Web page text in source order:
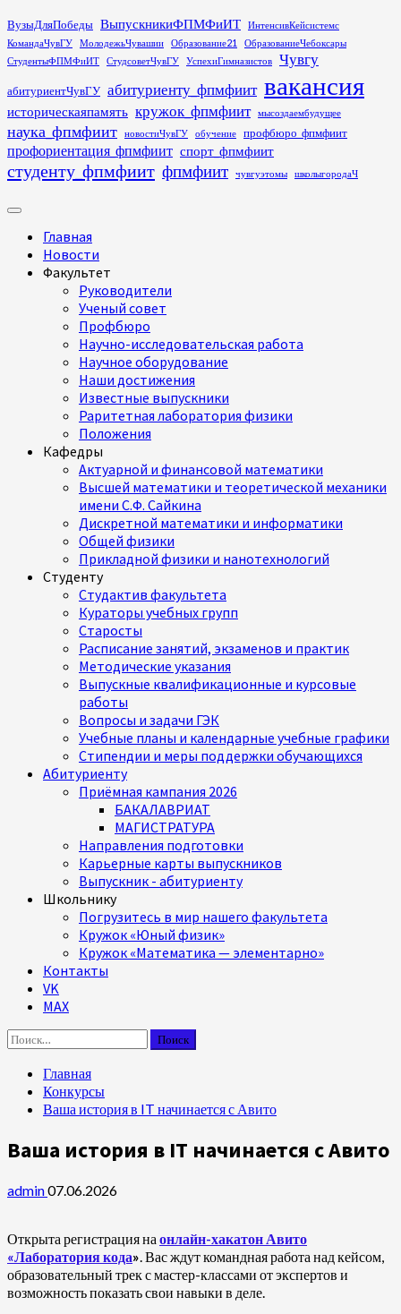
Перейти
к
содержимому
ВузыДляПобеды ВыпускникиФПМФиИТ
ИнтенсивКейсистемс
КомандаЧувГУ
МолодежьЧувашии Образование21
ОбразованиеЧебоксары
СтудентыФПМФиИТ
СтудсоветЧувГУ УспехиГимназистов Чувгу
абитуриентЧувГУ абитуриенту_фпмфиит вакансия
историческаяпамять кружок_фпмфиит мысоздаембудущее
наука_фпмфиит новостиЧувГУ обучение профбюро_фпмфиит
профориентация_фпмфиит спорт_фпмфиит
студенту_фпмфиит фпмфиит чувгуэтомы школыгородаЧ
Основное
Главная
Новости
Факультет
Руководители
Ученый совет
Профбюро
Научно-исследовательская работа
Научное оборудование
Наши достижения
Известные выпускники
Раритетная лаборатория физики
Положения
Кафедры
Актуарной и финансовой математики
Высшей математики и теоретической механики
имени С.Ф. Сайкина
Дискретной математики и информатики
Общей физики
Прикладной физики и нанотехнологий
Студенту
Студактив факультета
Кураторы учебных групп
Старосты
Расписание занятий, экзаменов и практик
Методические указания
Выпускные квалификационные и курсовые
работы
Вопросы и задачи ГЭК
Учебные планы и календарные учебные графики
Стипендии и меры поддержки обучающихся
Абитуриенту
Приёмная кампания 2026
БАКАЛАВРИАТ
МАГИСТРАТУРА
Направления подготовки
Карьерные карты выпускников
Выпускник - абитуриенту
Школьнику
Погрузитесь в мир нашего факультета
Кружок «Юный физик»
Кружок «Математика — элементарно»
Контакты
VK
MAX
Найти:
Главная
Конкурсы
Ваша история в IT начинается с Авито
Ваша история в IT начинается с Авито
admin07.06.2026
Открыта регистрация на онлайн-хакатон Авито
«Лаборатория кода». Вас ждут командная работа над кейсом,
образовательный трек с мастер-классами от экспертов и
возможность показать свои навыки в деле.